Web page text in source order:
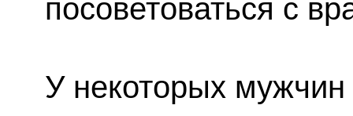
посоветоваться с
У некоторых